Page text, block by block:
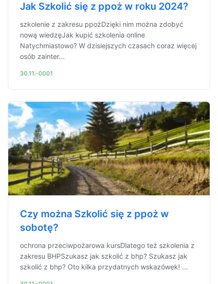
Jak Szkolić się z ppoż w roku 2024?
szkolenie z zakresu ppożDzięki nim można zdobyć
nową wiedzęJak kupić szkolenia online
Natychmiastowo? W dzisiejszych czasach coraz więcej
osób zainter...
30.11.-0001
Czy można Szkolić się z ppoż w
sobotę?
ochrona przeciwpożarowa kursDlatego też szkolenia z
zakresu BHPSzukasz jak szkolić z bhp? Szukasz jak
szkolić z bhp? Oto kilka przydatnych wskazówek! ...